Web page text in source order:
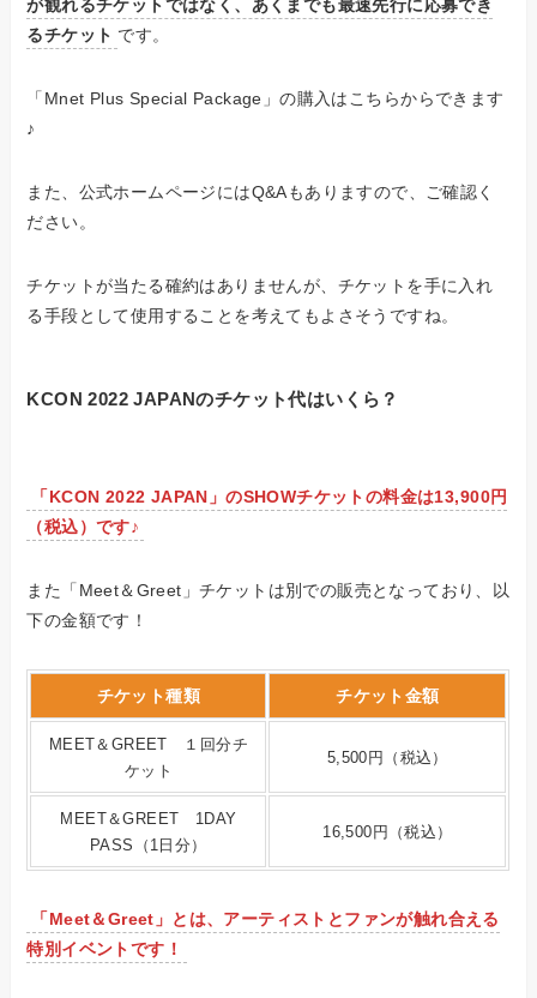
が観れるチケットではなく、あくまでも最速先行に応募でき
るチケット です。
「Mnet Plus Special Package」の購入はこちらからできます
♪
また、公式ホームページにはQ&Aもありますので、ご確認く
ださい。
チケットが当たる確約はありませんが、チケットを手に入れ
る手段として使用することを考えてもよさそうですね。
KCON 2022 JAPANのチケット代はいくら？
「KCON 2022 JAPAN」のSHOWチケットの料金は13,900円
（税込）です♪
また 「Meet＆Greet」チケットは別での販売となっており、以
下の金額です！
チケット種類 チケット金額
MEET＆GREET １回分チ
ケット
5,500円（税込）
MEET＆GREET 1DAY
PASS（1日分）
16,500円（税込）
「Meet＆Greet」とは、アーティストとファンが触れ合える
特別イベントです！